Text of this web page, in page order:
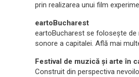
prin realizarea unui film
eartoBucharest
eartoBucharest se folosește de
sonore a capitalei. Află mai
Festival de muzică și arte în
Construit din perspectiva